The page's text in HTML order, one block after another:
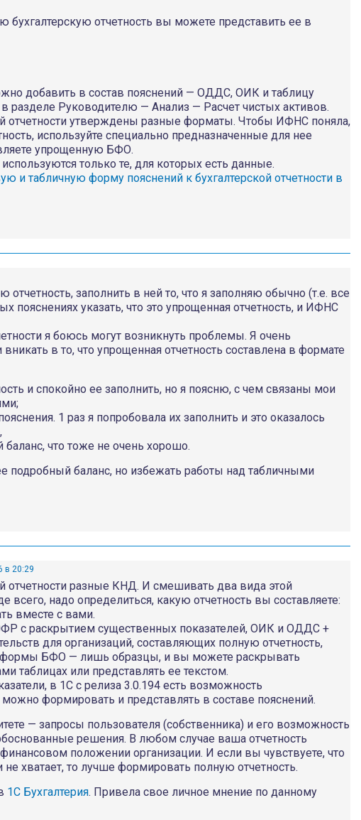
отчетность вы можете представить ее в
добавить в состав пояснений — ОДДС, ОИК и таблицу
разделе Руководителю — Анализ — Расчет чистых активов.
отчетности утверждены разные форматы. Чтобы ИФНС поняла,
используйте специально предназначенные для нее
упрощенную БФО.
только те, для которых есть данные.
и табличную форму пояснений к бухгалтерской отчетности в
заполнить в ней то, что я заполняю обычно (т.е. все
пояснениях указать, что это упрощенная отчетность, и ИФНС
я боюсь могут возникнуть проблемы. Я очень
в то, что упрощенная отчетность составлена в формате
и спокойно ее заполнить, но я поясню, с чем связаны мои
1 раз я попробовала их заполнить и это оказалось
что тоже не очень хорошо.
подробный баланс, но избежать работы над табличными
в 20:29
разные КНД. И смешивать два вида этой
надо определиться, какую отчетность вы составляете:
вместе с вами.
с раскрытием существенных показателей, ОИК и ОДДС +
для организаций, составляющих полную отчетность,
формы БФО — лишь образцы, и вы можете раскрывать
таблицах или представлять ее текстом.
в 1С с релиза 3.0.194 есть возможность
формировать и представлять в составе пояснений.
— запросы пользователя (собственника) и его возможность
решения. В любом случае ваша отчетность
положении организации. И если вы чувствуете, что
хватает, то лучше формировать полную отчетность.
1С Бухгалтерия. Привела свое личное мнение по данному